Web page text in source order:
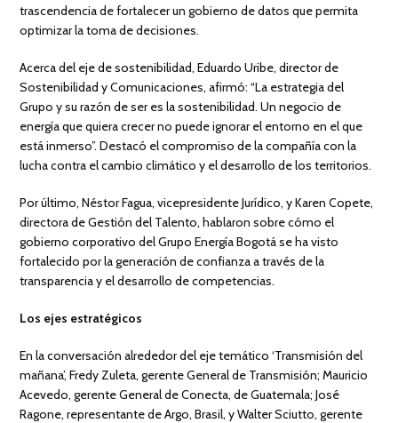
trascendencia de fortalecer un gobierno de datos que permita
optimizar la toma de decisiones.
Acerca del eje de sostenibilidad, Eduardo Uribe, director de
Sostenibilidad y Comunicaciones, afirmó: “La estrategia del
Grupo y su razón de ser es la sostenibilidad. Un negocio de
energía que quiera crecer no puede ignorar el entorno en el que
está inmerso”. Destacó el compromiso de la compañía con la
lucha contra el cambio climático y el desarrollo de los territorios.
Por último, Néstor Fagua, vicepresidente Jurídico, y Karen Copete,
directora de Gestión del Talento, hablaron sobre cómo el
gobierno corporativo del Grupo Energía Bogotá se ha visto
fortalecido por la generación de confianza a través de la
transparencia y el desarrollo de competencias.
Los ejes estratégicos
En la conversación alrededor del eje temático ‘Transmisión del
mañana’, Fredy Zuleta, gerente General de Transmisión; Mauricio
Acevedo, gerente General de Conecta, de Guatemala; José
Ragone, representante de Argo, Brasil, y Walter Sciutto, gerente